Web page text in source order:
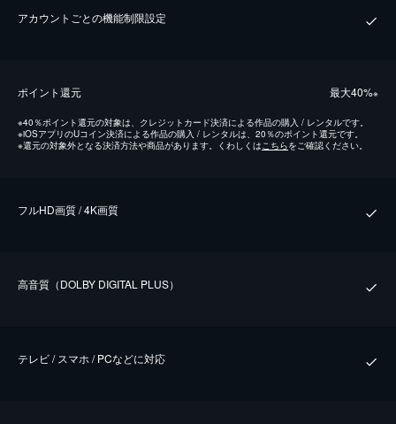
アカウントごとの機能制限設定
ポイント還元 最⼤40%※
※40％ポイント還元の対象は、クレジットカード決済による作品の購入 / レンタルです。
※iOSアプリのUコイン決済による作品の購入 / レンタルは、20％のポイント還元です。
※還元の対象外となる決済方法や商品があります。くわしくはこちらをご確認ください。
フルHD画質 / 4K画質
⾼⾳質（DOLBY DIGITAL PLUS）
テレビ / スマホ / PCなどに対応